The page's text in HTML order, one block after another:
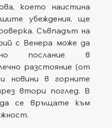
което наистина
убеждения, ще
Съвпадът на
с Венера може да
послание в
разстояние (от
новини в горните
втори поглед. В
се връщате към